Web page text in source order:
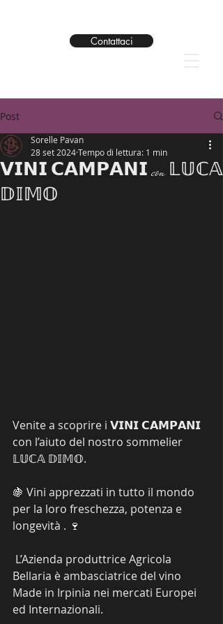
Contattaci
Post
𝗩𝗜𝗡𝗜 𝗖𝗔𝗠𝗣𝗔𝗡𝗜 con 𝕃𝕌ℂ𝔸
𝔻𝕀𝕄𝕆
Sorelle Pavan
28 set 2024Tempo di lettura: 1 min
Venite a scoprire i 𝗩𝗜𝗡𝗜 𝗖𝗔𝗠𝗣𝗔𝗡𝗜
con l’aiuto del nostro sommelier
𝕃𝕌ℂ𝔸 𝔻𝕀𝕄𝕆.
🍇 Vini apprezzati in tutto il mondo
per la loro freschezza, potenza e
longevità . 🍷
L’Azienda produttrice Agricola
Bellaria è ambasciatrice del vino
Made in Irpinia nei mercati Europei
ed Internazionali.